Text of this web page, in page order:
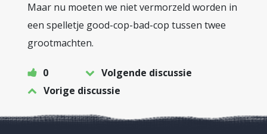
Maar nu moeten we niet vermorzeld worden in
een spelletje good-cop-bad-cop tussen twee
grootmachten.
0
Volgende discussie
Vorige discussie